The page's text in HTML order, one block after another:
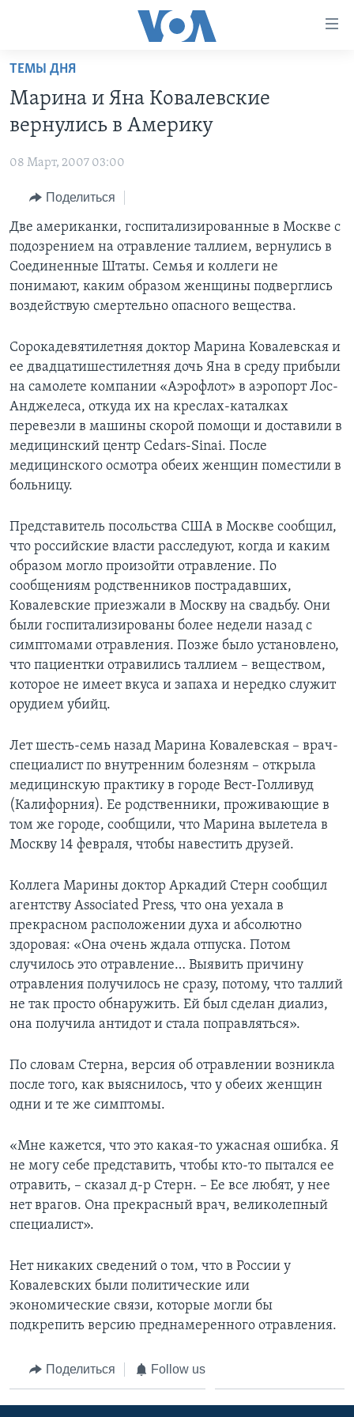
Перейти
основной
контент
Перейти
навигации
Перейти
поиск
ПРОГРАММЫ
НОВОСТИ ЗА МИНУТУ
ИТОГИ
ПОЧЕМУ ЭТО ВАЖНО?
ДИСКУССИЯ VOA
ДЕТАЛИ
НЬЮ-ЙОРК NEW YORK
АМЕРИКА. БОЛЬШОЕ ПУТЕШЕСТВИЕ
ПРОЕКТЫ
УЧИМ АНГЛИЙСКИЙ
НАША АМЕРИКАНСКАЯ ИСТОРИЯ
А КАК В АМЕРИКЕ?
АРТЕФАКТЫ
АМЕРИКАНСКИЕ ГОРОДКИ
ТЕСТЫ
ЭКСПЕРТИЗА
ИНТЕРВЬЮ
ФАКТЫ ПРОТИВ ФЕЙКОВ
ЗА СВОБОДУ ПРЕССЫ
УЧИМ АНГЛИЙСКИЙ
ВИДЕО
ПОДПИСКА НА НОВОСТИ
Learning English
СОЦИАЛЬНЫЕ СЕТИ
ТЕМЫ ДНЯ
Марина и Яна Ковалевские
вернулись в Америку
08 Март, 2007 03:00
Поделиться
Две американки, госпитализированные в Москве с
подозрением на отравление таллием, вернулись в
Соединенные Штаты. Семья и коллеги не
понимают, каким образом женщины подверглись
воздействую смертельно опасного вещества.
Сорокадевятилетняя доктор Марина Ковалевская и
ее двадцатишестилетняя дочь Яна в среду прибыли
на самолете компании «Аэрофлот» в аэропорт Лос-
Анджелеса, откуда их на креслах-каталках
перевезли в машины скорой помощи и доставили в
медицинский центр Cedars-Sinai. После
медицинского осмотра обеих женщин поместили в
больницу.
Представитель посольства США в Москве сообщил,
что российские власти расследуют, когда и каким
образом могло произойти отравление. По
сообщениям родственников пострадавших,
Ковалевские приезжали в Москву на свадьбу. Они
были госпитализированы более недели назад с
симптомами отравления. Позже было установлено,
что пациентки отравились таллием – веществом,
которое не имеет вкуса и запаха и нередко служит
орудием убийц.
Лет шесть-семь назад Марина Ковалевская – врач-
специалист по внутренним болезням – открыла
медицинскую практику в городе Вест-Голливуд
(Калифорния). Ее родственники, проживающие в
том же городе, сообщили, что Марина вылетела в
Москву 14 февраля, чтобы навестить друзей.
Коллега Марины доктор Аркадий Стерн сообщил
агентству Associated Press, что она уехала в
прекрасном расположении духа и абсолютно
здоровая: «Она очень ждала отпуска. Потом
случилось это отравление… Выявить причину
отравления получилось не сразу, потому, что таллий
не так просто обнаружить. Ей был сделан диализ,
она получила антидот и стала поправляться».
По словам Стерна, версия об отравлении возникла
после того, как выяснилось, что у обеих женщин
одни и те же симптомы.
«Мне кажется, что это какая-то ужасная ошибка. Я
не могу себе представить, чтобы кто-то пытался ее
отравить, – сказал д-р Стерн. – Ее все любят, у нее
нет врагов. Она прекрасный врач, великолепный
специалист».
Нет никаких сведений о том, что в России у
Ковалевских были политические или
экономические связи, которые могли бы
подкрепить версию преднамеренного отравления.
Поделиться Follow us